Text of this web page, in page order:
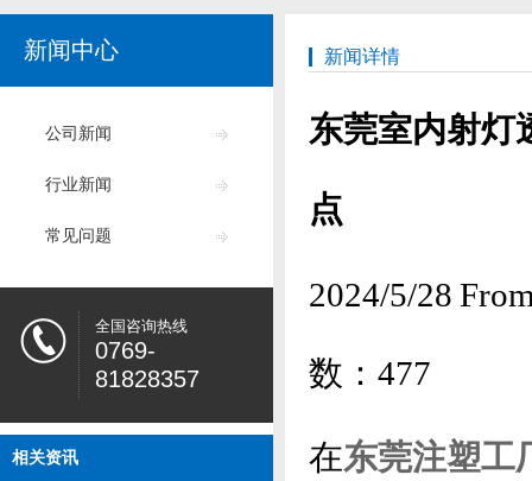
新闻中心
公司新闻
行业新闻
常见问题
全国咨询热线
0769-
81828357
相关资讯
新闻详情
东莞室内射灯
点
2024/5/28
数： 477
在东莞注塑工